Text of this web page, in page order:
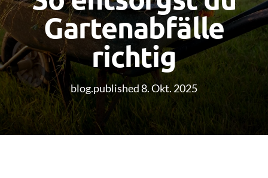
Gartenabfälle
richtig
blog.published 8. Okt. 2025